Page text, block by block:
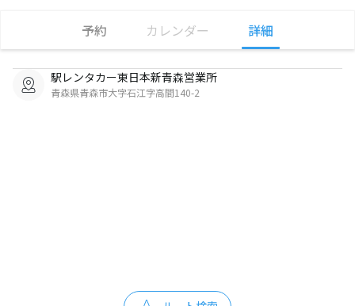
予約 カレンダー 詳細
駅レンタカー東日本新青森営業所
青森県青森市大字石江字高間140-2